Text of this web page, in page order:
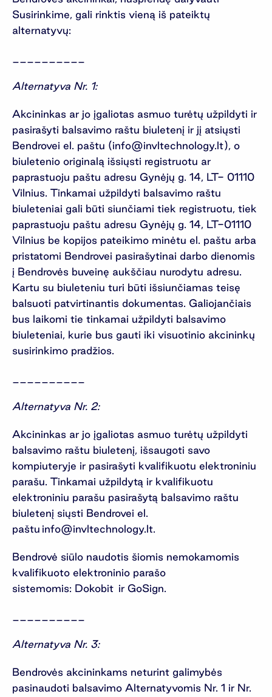
Susirinkime, gali rinktis vieną iš pateiktų
alternatyvų:
Alternatyva Nr. 1:
Akcininkas ar jo įgaliotas asmuo turėtų užpildyti ir
pasirašyti balsavimo raštu biuletenį ir jį atsiųsti
Bendrovei el. paštu (info@invltechnology.lt), o
biuletenio originalą išsiųsti registruotu ar
paprastuoju paštu adresu Gynėjų g. 14, LT- 01110
Vilnius. Tinkamai užpildyti balsavimo raštu
biuleteniai gali būti siunčiami tiek registruotu, tiek
paprastuoju paštu adresu Gynėjų g. 14, LT-01110
Vilnius be kopijos pateikimo minėtu el. paštu arba
pristatomi Bendrovei pasirašytinai darbo dienomis
į Bendrovės buveinę aukščiau nurodytu adresu.
Kartu su biuleteniu turi būti išsiunčiamas teisę
balsuoti patvirtinantis dokumentas. Galiojančiais
bus laikomi tie tinkamai užpildyti balsavimo
biuleteniai, kurie bus gauti iki visuotinio akcininkų
susirinkimo pradžios.
Alternatyva Nr. 2:
Akcininkas ar jo įgaliotas asmuo turėtų užpildyti
balsavimo raštu biuletenį, išsaugoti savo
kompiuteryje ir pasirašyti kvalifikuotu elektroniniu
parašu. Tinkamai užpildytą ir kvalifikuotu
elektroniniu parašu pasirašytą balsavimo raštu
biuletenį siųsti Bendrovei el.
paštu info@invltechnology.lt.
Bendrovė siūlo naudotis šiomis nemokamomis
kvalifikuoto elektroninio parašo
sistemomis: Dokobit ir GoSign.
Alternatyva Nr. 3:
Bendrovės akcininkams neturint galimybės
pasinaudoti balsavimo Alternatyvomis Nr. 1 ir Nr.